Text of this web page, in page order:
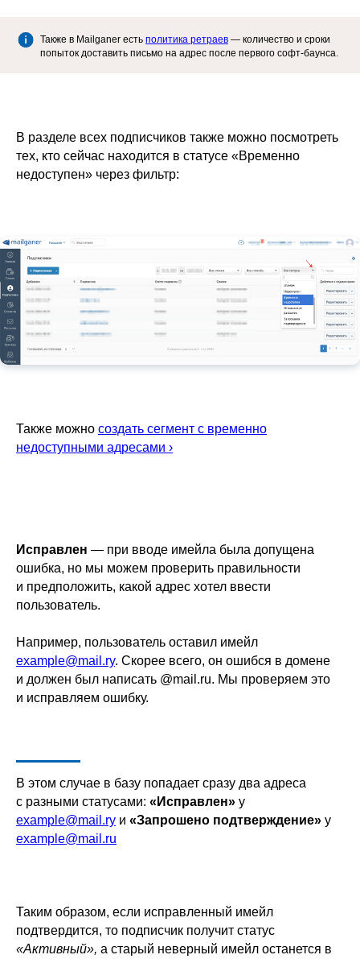
Также в Mailganer есть политика ретраев — количество и сроки
попыток доставить письмо на адрес после первого софт-баунса.
В разделе всех подписчиков также можно посмотреть
тех, кто сейчас находится в статусе «Временно
недоступен» через фильтр:
Также можно создать сегмент с временно
недоступными адресами ›
Исправлен — при вводе имейла была допущена
ошибка, но мы можем проверить правильности
и предположить, какой адрес хотел ввести
пользователь.
Например, пользователь оставил имейл
example@mail.ry. Скорее всего, он ошибся в домене
и должен был написать @mail.ru. Мы проверяем это
и исправляем ошибку.
В этом случае в базу попадает сразу два адреса
с разными статусами: «Исправлен» у
example@mail.ry и «Запрошено подтверждение» у
example@mail.ru
Таким образом, если исправленный имейл
подтвердится, то подписчик получит статус
«Активный», а старый неверный имейл останется в